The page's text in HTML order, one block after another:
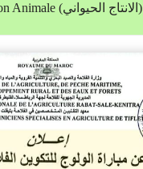
Production Animale (الانتاج الحيواني)